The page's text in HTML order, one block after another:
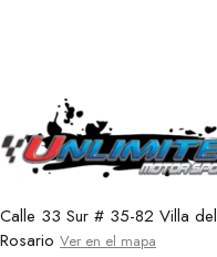
Calle 33 Sur # 35-82 Villa del
Rosario Ver en el mapa